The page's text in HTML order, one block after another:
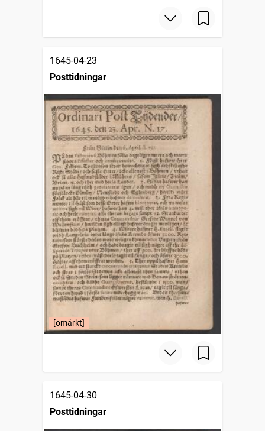
1645-04-23
Posttidningar
[omärkt]
1645-04-30
Posttidningar